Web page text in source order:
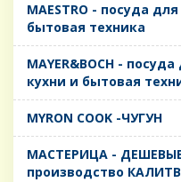
MAESTRO - посуда
бытовая техника
MAYER&BOCH -
кухни и бытовая
MYRON COOK -ЧУГУН
MАСТЕРИЦА -
производство